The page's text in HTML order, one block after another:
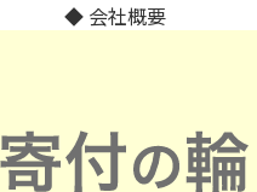
会社概要